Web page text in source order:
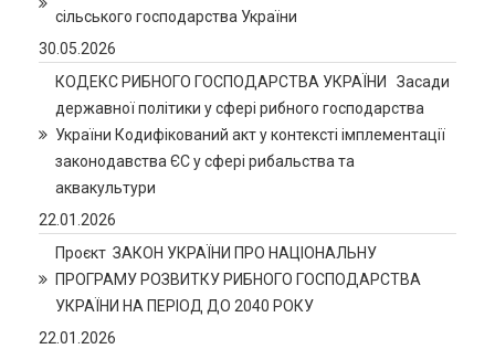
сільського господарства України
30.05.2026
КОДЕКС РИБНОГО ГОСПОДАРСТВА УКРАЇНИ Засади
державної політики у сфері рибного господарства
України Кодифікований акт у контексті імплементації
законодавства ЄС у сфері рибальства та
аквакультури
22.01.2026
Проєкт ЗАКОН УКРАЇНИ ПРО НАЦІОНАЛЬНУ
ПРОГРАМУ РОЗВИТКУ РИБНОГО ГОСПОДАРСТВА
УКРАЇНИ НА ПЕРІОД ДО 2040 РОКУ
22.01.2026